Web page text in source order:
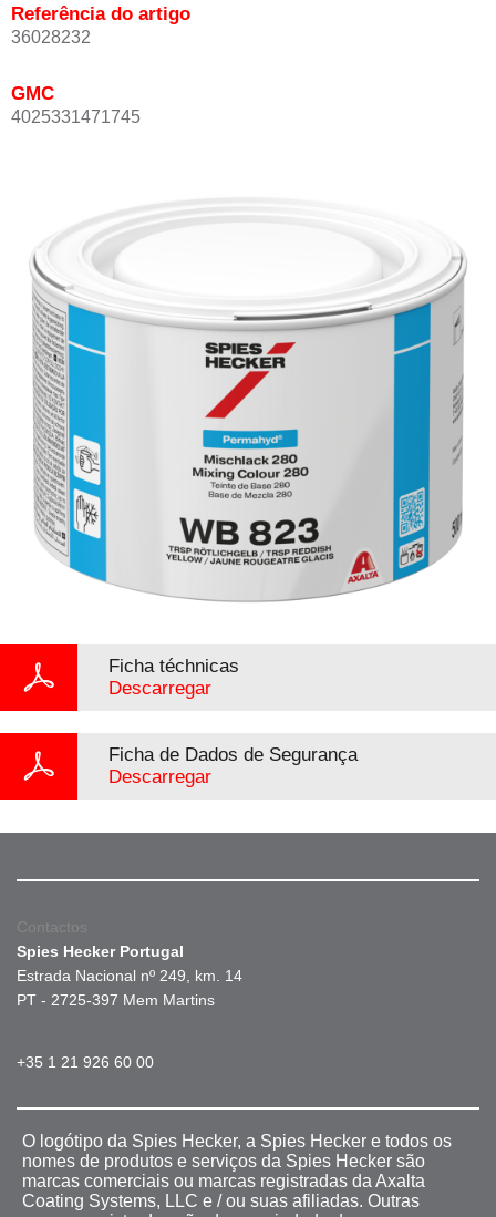
Referência do artigo
36028232
GMC
4025331471745
Ficha téchnicas
Descarregar
Ficha de Dados de Segurança
Descarregar
Contactos
Spies Hecker Portugal
Estrada Nacional nº 249, km. 14
PT - 2725-397 Mem Martins
+35 1 21 926 60 00
O logótipo da Spies Hecker, a Spies Hecker e todos os
nomes de produtos e serviços da Spies Hecker são
marcas comerciais ou marcas registradas da Axalta
Coating Systems, LLC e / ou suas afiliadas. Outras